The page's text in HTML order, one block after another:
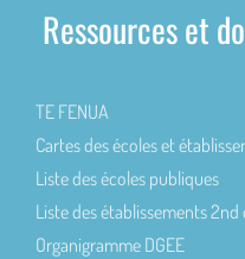
Ressources et
TE FENUA
Cartes des écoles et
Liste des écoles publiques
Liste des établissements 2nd
Organigramme DGEE